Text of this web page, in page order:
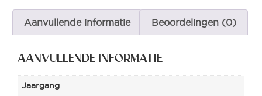
Aanvullende informatie Beoordelingen (0)
AANVULLENDE INFORMATIE
Jaargang